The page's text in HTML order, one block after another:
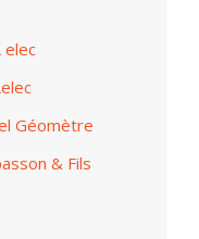
elec
Géomètre
& Fils